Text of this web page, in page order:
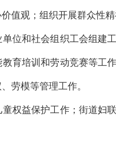
值观；组织开展群众性
和社会组织工会组建工
育培训和劳动竞赛等工
劳模等管理工作。
益保护工作；街道妇联